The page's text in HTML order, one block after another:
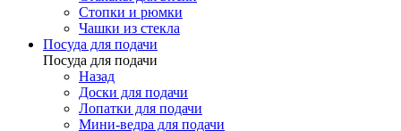
Стопки и рюмки
Чашки из стекла
Посуда для подачи
Посуда для подачи
Назад
Доски для подачи
Лопатки для подачи
Мини-ведра для подачи